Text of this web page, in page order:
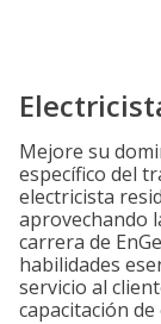
Mejore su
específico del
electricista
aprovechando
carrera de
habilidades
servicio al
capacitación